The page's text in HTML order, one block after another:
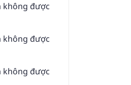
không được
không được
không được